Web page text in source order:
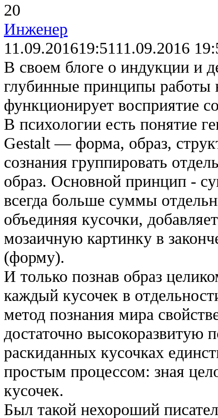
20
Инженер
11.09.201619:5111.09.2016
В своем блоге о индукции и
глубинные принципы работы
функционирует восприятие
В психологии есть понятие
Gestalt — форма, образ,
сознания группировать
образ. Основной принцип -
всегда больше суммы
объединяя кусочки,
мозаичную картинку в
(форму).
И только познав образ
каждый кусочек в
метод познания мира
достаточно высокоразвитую
раскиданных кусочках
простым процессом: зная
кусочек.
Был такой нехороший